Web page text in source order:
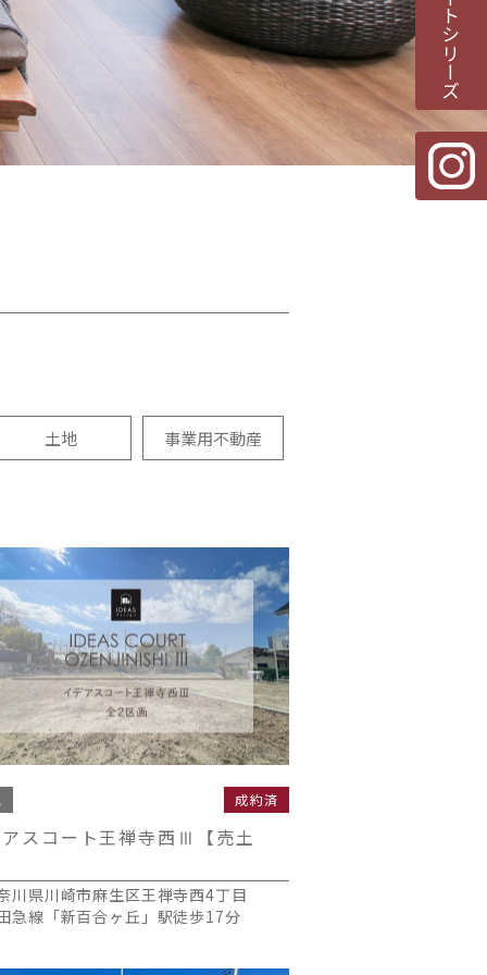
土地 事業用不動産
成約済
スコート王禅寺西Ⅲ【売土
川県川崎市麻生区王禅寺西4丁目
急線「新百合ヶ丘」駅徒歩17分